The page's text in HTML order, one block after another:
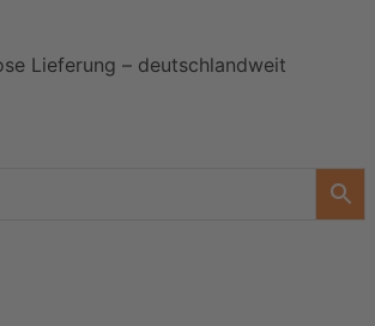
Lieferung – deutschlandweit